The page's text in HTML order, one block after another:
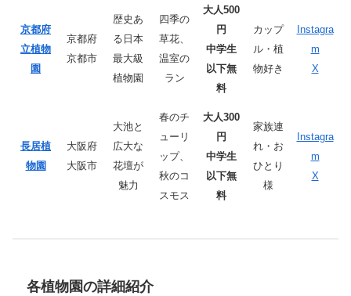
京都府
立植物
園
京都府
京都市
歴史あ
る日本
最大級
植物園
四季の
草花、
温室の
ラン
大人500
円
中学生
以下無
料
カップ
ル・植
物好き
Instagra
m
X
長居植
物園
大阪府
大阪市
大池と
広大な
花壇が
魅力
春のチ
ューリ
ップ、
秋のコ
スモス
大人300
円
中学生
以下無
料
家族連
れ・お
ひとり
様
Instagra
m
X
各植物園の詳細紹介